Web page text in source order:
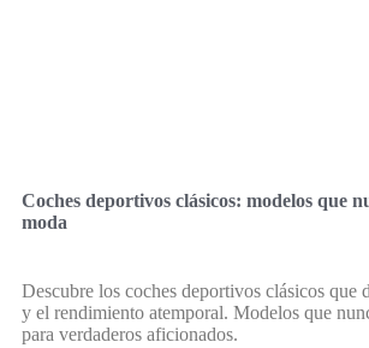
Coches deportivos clásicos: modelos que
moda
Descubre los coches deportivos clásicos que
y el rendimiento atemporal. Modelos que
para verdaderos aficionados.